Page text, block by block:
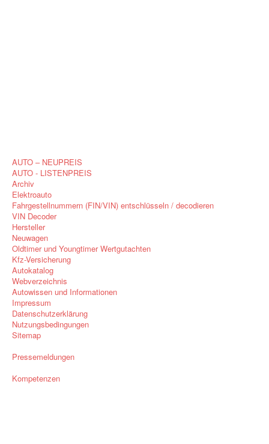
AUTO – NEUPREIS
AUTO - LISTENPREIS
Archiv
Elektroauto
Fahrgestellnummern (FIN/VIN) entschlüsseln / decodieren
VIN Decoder
Hersteller
Neuwagen
Oldtimer und Youngtimer Wertgutachten
Kfz-Versicherung
Autokatalog
Webverzeichnis
Autowissen und Informationen
Impressum
Datenschutzerklärung
Nutzungsbedingungen
Sitemap
Pressemeldungen
Kompetenzen